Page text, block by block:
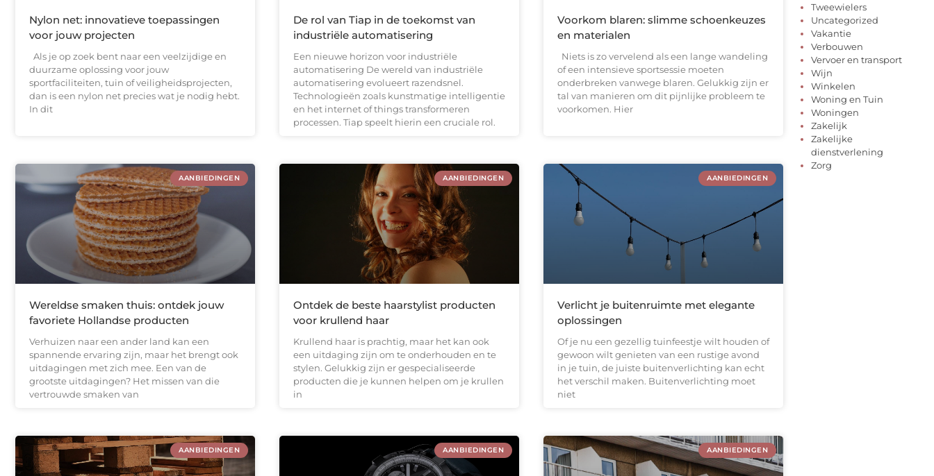
Nylon net: innovatieve toepassingen
voor jouw projecten
Als je op zoek bent naar een veelzijdige en
duurzame oplossing voor jouw
sportfaciliteiten, tuin of veiligheidsprojecten,
dan is een nylon net precies wat je nodig hebt.
In dit
De rol van Tiap in de toekomst van
industriële automatisering
Een nieuwe horizon voor industriële
automatisering De wereld van industriële
automatisering evolueert razendsnel.
Technologieën zoals kunstmatige intelligentie
en het internet of things transformeren
processen. Tiap speelt hierin een cruciale rol.
Voorkom blaren: slimme schoenkeuzes
en materialen
Niets is zo vervelend als een lange wandeling
of een intensieve sportsessie moeten
onderbreken vanwege blaren. Gelukkig zijn er
tal van manieren om dit pijnlijke probleem te
voorkomen. Hier
AANBIEDINGEN
Wereldse smaken thuis: ontdek jouw
favoriete Hollandse producten
Verhuizen naar een ander land kan een
spannende ervaring zijn, maar het brengt ook
uitdagingen met zich mee. Een van de
grootste uitdagingen? Het missen van die
vertrouwde smaken van
AANBIEDINGEN
Ontdek de beste haarstylist producten
voor krullend haar
Krullend haar is prachtig, maar het kan ook
een uitdaging zijn om te onderhouden en te
stylen. Gelukkig zijn er gespecialiseerde
producten die je kunnen helpen om je krullen
in
AANBIEDINGEN
Verlicht je buitenruimte met elegante
oplossingen
Of je nu een gezellig tuinfeestje wilt houden of
gewoon wilt genieten van een rustige avond
in je tuin, de juiste buitenverlichting kan echt
het verschil maken. Buitenverlichting moet
niet
AANBIEDINGEN AANBIEDINGEN AANBIEDINGEN
Tweewielers
Uncategorized
Vakantie
Verbouwen
Vervoer en transport
Wijn
Winkelen
Woning en Tuin
Woningen
Zakelijk
Zakelijke
dienstverlening
Zorg